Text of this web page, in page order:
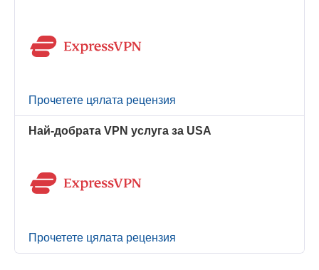
Прочетете цялата рецензия
Най-добрата VPN услуга за USA
Прочетете цялата рецензия